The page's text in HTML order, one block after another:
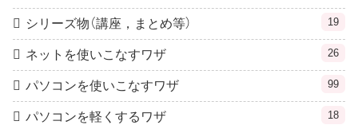
シリーズ物（講座，まとめ等） 19
ネットを使いこなすワザ 26
パソコンを使いこなすワザ 99
パソコンを軽くするワザ 18